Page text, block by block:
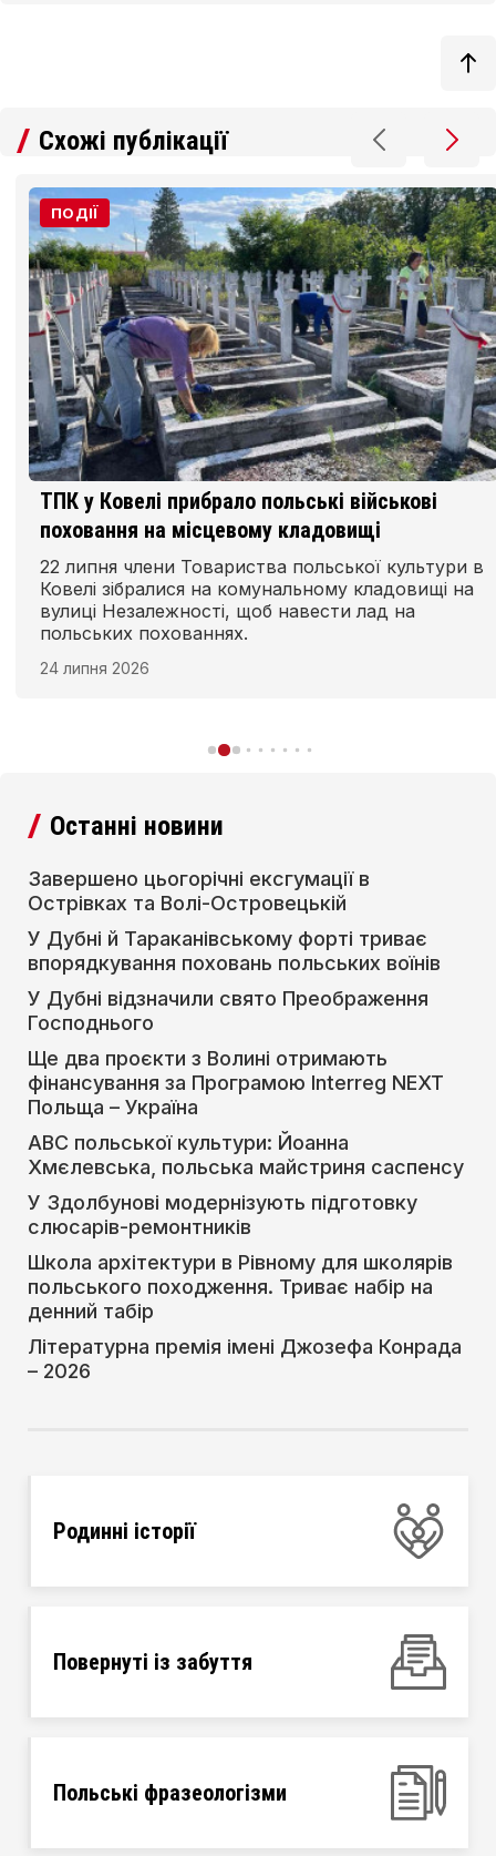
Схожі публікації
ПОДІЇ
ТПК у Ковелі прибрало польські військові
поховання на місцевому кладовищі
22 липня члени Товариства польської культури в
Ковелі зібралися на комунальному кладовищі на
вулиці Незалежності, щоб навести лад на
польських похованнях.
24 липня 2026
Останні новини
Завершено цьогорічні ексгумації в
Острівках та Волі-Островецькій
У Дубні й Тараканівському форті триває
впорядкування поховань польських воїнів
У Дубні відзначили свято Преображення
Господнього
Ще два проєкти з Волині отримають
фінансування за Програмою Interreg NEXT
Польща – Україна
АВС польської культури: Йоанна
Хмєлевська, польська майстриня саспенсу
У Здолбунові модернізують підготовку
слюсарів-ремонтників
Школа архітектури в Рівному для школярів
польського походження. Триває набір на
денний табір
Літературна премія імені Джозефа Конрада
– 2026
Родинні історії
Повернуті із забуття
Польські фразеологізми